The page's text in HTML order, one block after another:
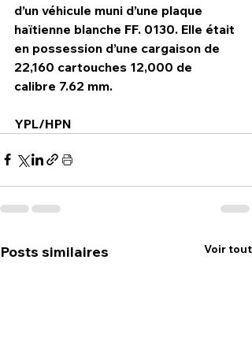
d’un véhicule muni d’une plaque
haïtienne blanche FF. 0130. Elle était
en possession d’une cargaison de
22,160 cartouches 12,000 de
calibre 7.62 mm.
YPL/HPN
Posts similaires Voir tout